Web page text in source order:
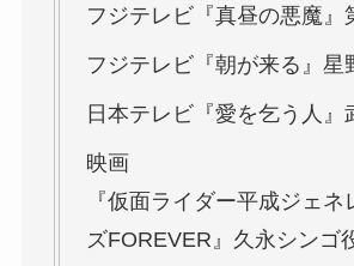
フジテレビ『真昼の悪魔』
フジテレビ『朝が来る』星
日本テレビ『愛を乞う人』
映画
『仮面ライダー平成ジェネ
ズFOREVER』久永シンゴ